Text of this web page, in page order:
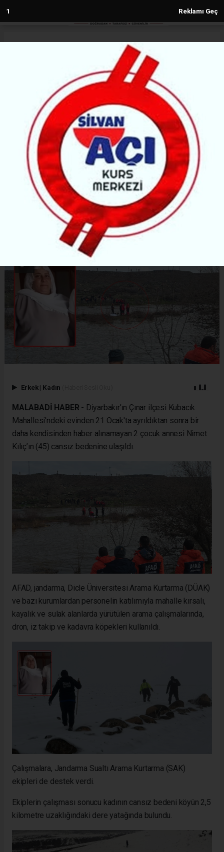
Diyarbakır'da kayıp kadının cansız
bedeni bulundu
DIYARBAKIR
(H M) - Haber Merkezi | 03.02.2026 - 13:15, Güncelleme: 03.02.2026 - 17:48
14439+ kez okundu.
Diyarbakır'ın Çınar ilçesinde 14 gündür kayıp olan
Nimet Kılıç’ı arama çalışmaları sona erdi. Kayıp
kadının cansız bedeni bulundu.
ABONE OL
Erkek | Kadın
MALABADİ HABER - Diyarbakır’ın Çınar ilçesi Kubacık
Mahallesi'ndeki evinden 21 Ocak'ta ayrıldıktan sonra bir
daha kendisinden haber alınamayan 2 çocuk annesi Nimet
Kılıç’ın (45) cansız bedenine ulaşıldı.
AFAD, jandarma, Dicle Üniversitesi Arama Kurtarma (DÜAK)
ve bazı kurumlardan personelin katılımıyla mahalle kırsalı,
kayalık ve sulak alanlarda yürütülen arama çalışmalarında,
dron, iz takip ve kadavra köpekleri kullanıldı.
Çalışmalara, Jandarma Sualtı Arama Kurtarma (SAK)
ekipleri de destek verdi.
Ekiplerin çalışması sonucu kadının cansız bedeni köyün 2,5
kilometre uzaklığındaki dere yatağında bulundu.